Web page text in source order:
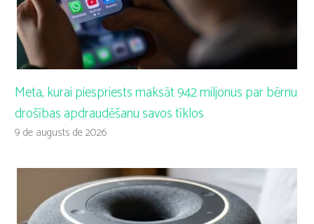
Meta, kurai piespriests maksāt 942 miljonus par bērnu
drošības apdraudēšanu savos tīklos
9 de augusts de 2026